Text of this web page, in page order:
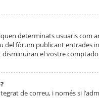
determinats usuaris com
del fòrum publicant entrades
el vostre
de correu, i només si